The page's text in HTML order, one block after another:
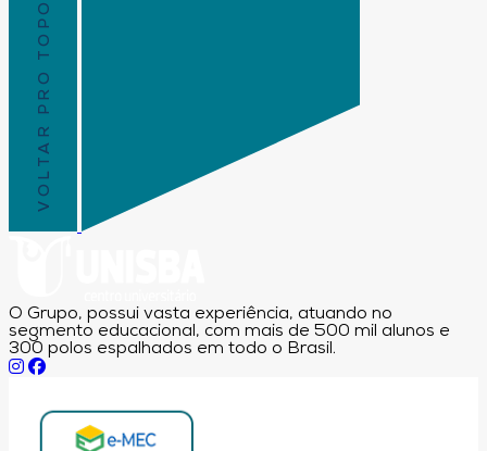
VOLTAR PRO TOPO
O Grupo, possui vasta experiência, atuando no
segmento educacional, com mais de 500 mil alunos e
300 polos espalhados em todo o Brasil.